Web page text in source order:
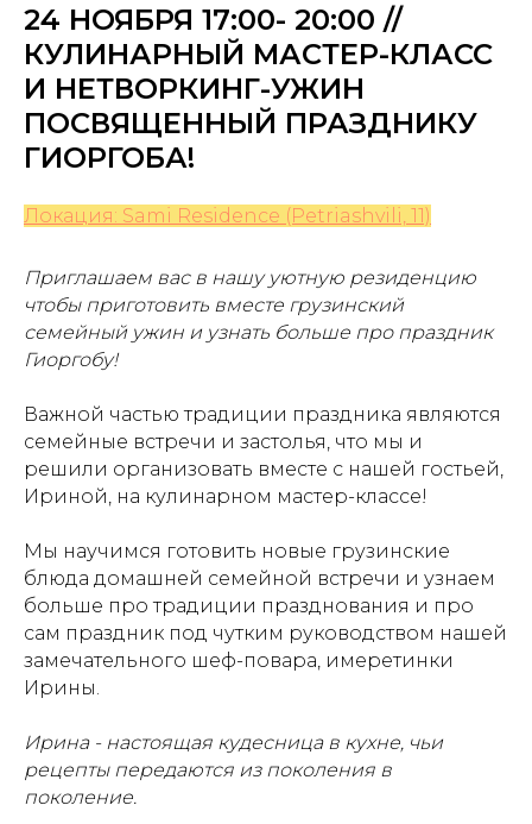
24 НОЯБРЯ 17:00- 20:00 //
КУЛИНАРНЫЙ МАСТЕР-КЛАСС
И НЕТВОРКИНГ-УЖИН
ПОСВЯЩЕННЫЙ ПРАЗДНИКУ
ГИОРГОБА!
Локация: Sami Residence (Petriashvili, 11)
Приглашаем вас в нашу уютную резиденцию
чтобы приготовить вместе грузинский
семейный ужин и узнать больше про праздник
Гиоргобу!
Важной частью традиции праздника являются
семейные встречи и застолья, что мы и
решили организовать вместе с нашей гостьей,
Ириной, на кулинарном мастер-классе!
Мы научимся готовить новые грузинские
блюда домашней семейной встречи и узнаем
больше про традиции празднования и про
сам праздник под чутким руководством нашей
замечательного шеф-повара, имеретинки
Ирины.
Ирина - настоящая кудесница в кухне, чьи
рецепты передаются из поколения в
поколение.